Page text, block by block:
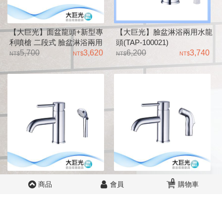
【大巨光】面盆龍頭+新型專
利噴槍 二段式 臉盆淋浴兩用
水龍頭(TAP-100025)
5,700 3,620
【大巨光】臉盆淋浴兩用水龍
頭(TAP-100021)
6,200
3,740
【大巨光】面盆龍頭+開關型
蓮蓬頭(二段式) 臉盆淋浴兩用
【大巨光】面盆龍頭+新型專
利噴槍(二段式) 臉盆淋浴兩用
商品 會員 0 購物車